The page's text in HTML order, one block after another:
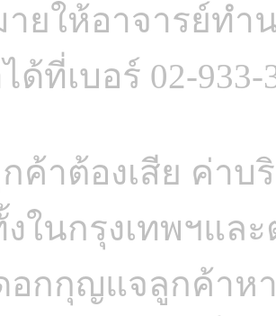
ยให้อาจารย์ทำ
ด้ที่เบอร์ 02-933-
ค้าต้องเสีย ค่าบ
ในกรุงเทพฯแล
กกุญแจลูกค้าหา